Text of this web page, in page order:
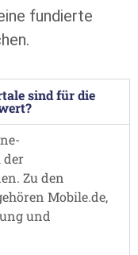
fundierte
sind für die
der
Zu den
Mobile.de,
und